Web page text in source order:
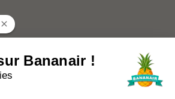
Bananair !
de Gestion du